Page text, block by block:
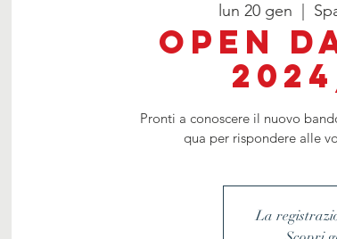
lun 20 gen
Open
Pronti a conoscere il nuovo
qua per rispondere alle
La